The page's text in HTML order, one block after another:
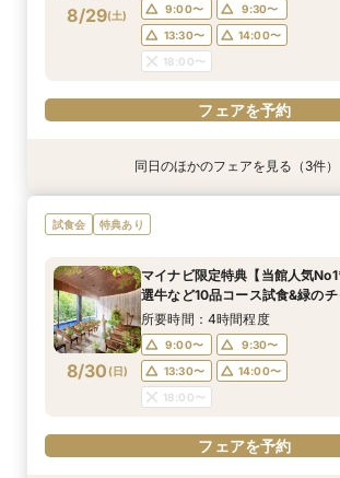
フェアを予約
8/29(土) 9:00〜
9:30〜
13:30〜
14:00〜
18:00〜
フェアを予約
8/29(土)
【自宅・スマホでオンライン相
見学&お気軽相談◆後日使える豪
所要時間：40分程度
14:00〜
15:00〜
17:00〜
フェアを予約
特典あり
8/29(土)
【90分クイック相談】まずは情
ナーズ邸宅ゆっくり内覧＆不安
所要時間：1時間30分程度
14:00〜
14:30〜
フェアを予約
特典あり
8/29(土)
【初めての方におすすめ】特選
ザイナーズ邸宅見学◇なんでも
所要時間：4時間程度
13:30〜
14:00〜
フェアを予約
同日のほかのフェアを見る（3件）
試食会 特典あり
8/30 (日)
マイナビ限定特典【当館人気
選牛など10品コース試食&緑の
所要時間：4時間程度
9:00〜
9:30〜
13:30〜
14:00〜
18:00〜
フェアを予約